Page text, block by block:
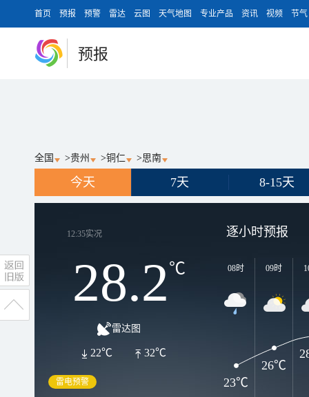
首页 预报 预警 雷达 云图 天气地图 专业产品 资讯 视频 节气
预报
全国 >贵州 >铜仁 >思南
今天 7天 8-15天
12:35实况
28.2℃
雷达图
32℃
22℃
雷电预警
逐小时预报
08时 09时
23℃
26℃